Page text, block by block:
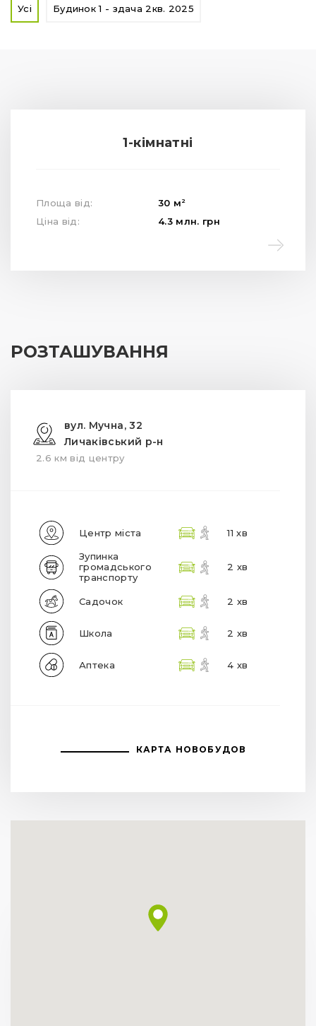
Усі Будинок 1 - здача 2кв. 2025
1-кімнатні
Площа від: 30 м 2
Ціна від: 4.3 млн. грн
РОЗТАШУВАННЯ
вул. Мучна, 32
Личаківський р-н
2.6 км від центру
Центр міста 11 хв
Зупинка
громадського
транспорту
2 хв
Садочок 2 хв
Школа 2 хв
Аптека 4 хв
КАРТА НОВОБУДОВ